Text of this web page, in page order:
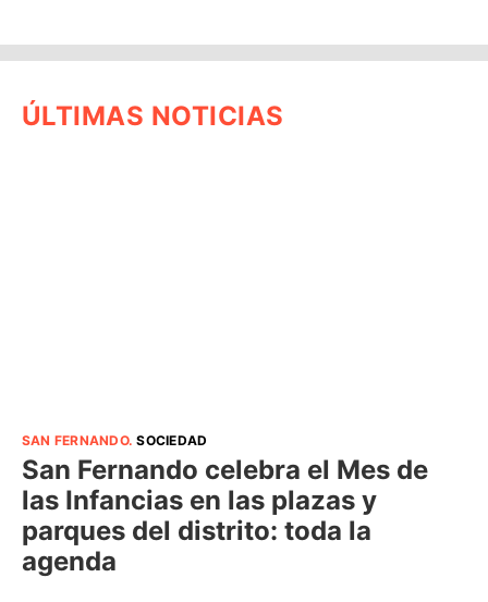
ÚLTIMAS NOTICIAS
SAN FERNANDO.SOCIEDAD
San Fernando celebra el Mes de
las Infancias en las plazas y
parques del distrito: toda la
agenda